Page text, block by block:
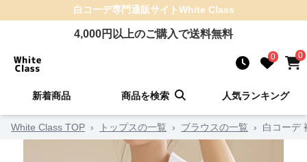
白コーデ専門通販サイトWhite Class
4,000円以上のご購入で送料無料
0 0
新着商品 商品を検索 人気ランキング
White Class TOP › トップスの一覧 › ブラウスの一覧 › 白コーデ